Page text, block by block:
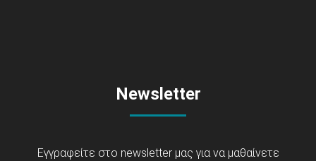
Newsletter
Εγγραφείτε στο newsletter μας για να μαθαίνετε